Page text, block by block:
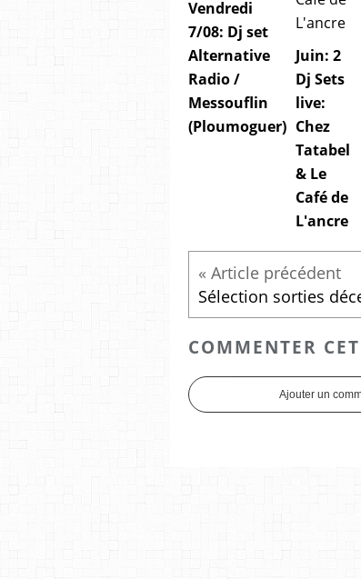
Vendredi
7/08: Dj set
Alternative
Radio /
Messouflin
(Ploumoguer)
Juin: 2
Dj Sets
live:
Chez
Tatabel
& Le
Café de
L'ancre
COMMENTER
Ajouter un